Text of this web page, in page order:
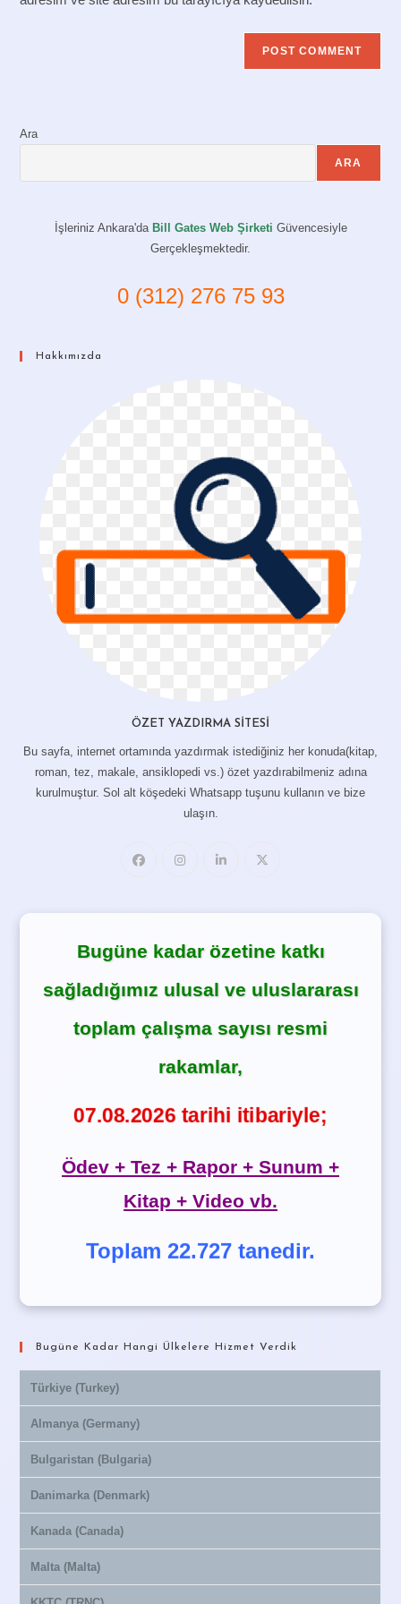
Ara
ARA
İşleriniz Ankara'da Bill Gates Web Şirketi Güvencesiyle
Gerçekleşmektedir.
0 (312) 276 75 93
Hakkımızda
ÖZET YAZDIRMA SITESI
Bu sayfa, internet ortamında yazdırmak istediğiniz her konuda(kitap,
roman, tez, makale, ansiklopedi vs.) özet yazdırabilmeniz adına
kurulmuştur. Sol alt köşedeki Whatsapp tuşunu kullanın ve bize
ulaşın.
Bugüne kadar özetine katkı
sağladığımız ulusal ve uluslararası
toplam çalışma sayısı resmi
rakamlar,
07.08.2026 tarihi itibariyle;
Ödev + Tez + Rapor + Sunum +
Kitap + Video vb.
Toplam 22.727 tanedir.
Bugüne Kadar Hangi Ülkelere Hizmet Verdik
Türkiye (Turkey)
Almanya (Germany)
Bulgaristan (Bulgaria)
Danimarka (Denmark)
Kanada (Canada)
Malta (Malta)